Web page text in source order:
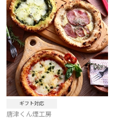
ギフト対応
唐津くん煙工房